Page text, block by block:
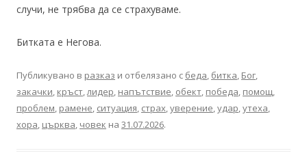
случи, не трябва да се страхуваме.
Битката е Негова.
Публикувано в разказ и отбелязано с беда, битка, Бог,
закачки, кръст,лидер, напътствие, обект, победа, помощ,
проблем, рамене, ситуация, страх,уверение,удар,утеха,
хора, църква, човек на 31.07.2026.